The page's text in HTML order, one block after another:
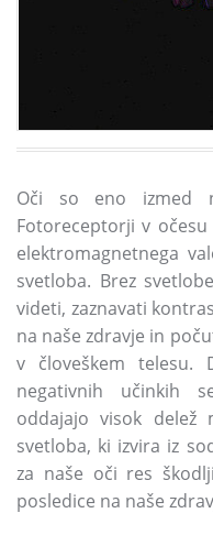
Oči so eno izmed
Fotoreceptorji v
elektromagnetnega
svetloba. Brez
videti, zaznavati
na naše zdravje in
v človeškem telesu.
negativnih učinkih
oddajajo visok delež
svetloba, ki izvira iz
za naše oči res
posledice na naše